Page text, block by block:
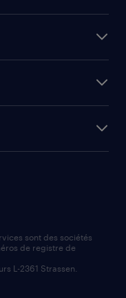
sont des sociétés
de registre de
L-2361 Strassen.